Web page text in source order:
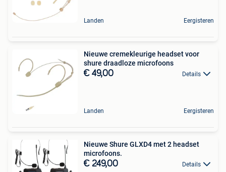
Landen Eergisteren
Nieuwe cremekleurige headset voor
shure draadloze microfoons
€ 49,00 Details
Landen Eergisteren
Nieuwe Shure GLXD4 met 2 headset
microfoons.
€ 249,00 Details